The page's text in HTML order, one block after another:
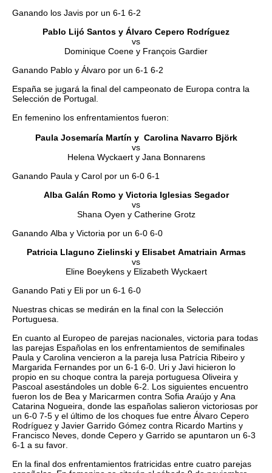
Ganando los Javis por un 6-1 6-2
Pablo Lijó Santos y Álvaro Cepero Rodríguez
vs
Dominique Coene y François Gardier
Ganando Pablo y Álvaro por un 6-1 6-2
España se jugará la final del campeonato de Europa contra la
Selección de Portugal.
En femenino los enfrentamientos fueron:
Paula Josemaría Martín y Carolina Navarro Björk
vs
Helena Wyckaert y Jana Bonnarens
Ganando Paula y Carol por un 6-0 6-1
Alba Galán Romo y Victoria Iglesias Segador
vs
Shana Oyen y Catherine Grotz
Ganando Alba y Victoria por un 6-0 6-0
Patricia Llaguno Zielinski y Elisabet Amatriain Armas
vs
Eline Boeykens y Elizabeth Wyckaert
Ganando Pati y Eli por un 6-1 6-0
Nuestras chicas se medirán en la final con la Selección
Portuguesa.
En cuanto al Europeo de parejas nacionales, victoria para todas
las parejas Españolas en los enfrentamientos de semifinales
Paula y Carolina vencieron a la pareja lusa Patrícia Ribeiro y
Margarida Fernandes por un 6-1 6-0. Uri y Javi hicieron lo
propio en su choque contra la pareja portuguesa Oliveira y
Pascoal asestándoles un doble 6-2. Los siguientes encuentro
fueron los de Bea y Maricarmen contra Sofia Araújo y Ana
Catarina Nogueira, donde las españolas salieron victoriosas por
un 6-0 7-5 y el último de los choques fue entre Álvaro Cepero
Rodríguez y Javier Garrido Gómez contra Ricardo Martins y
Francisco Neves, donde Cepero y Garrido se apuntaron un 6-3
6-1 a su favor.
En la final dos enfrentamientos fratricidas entre cuatro parejas